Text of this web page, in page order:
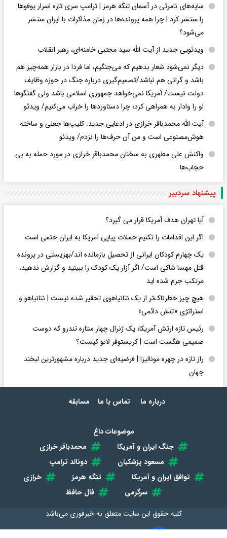
سایه‌های نامرئی در آسمان تنگه هرمز | ترامپ سری تازه اسرار یوفوها
را منتشر کرد | چرا همه پرونده‌ها در زمان مذاکرات با ایران منتشر
می‌شود؟
ویدئویی جدید از آیت الله سید مجتبی خامنه‌ای، رهبر انقلاب
دیگر نمی‌شود شعار بدهیم که می‌جنگیم، اما فردا در بازار همه‌چیز هم
باشد و گرانی هم نباشد/تصمیم‌گیری درباره جنگ در حوزه وظایف
دولت نیست/ آمریکا نمی‌خواهد جمهوری اسلامی باشد ولی گفتگوها
او را وادار به همراهی کرد؛ چرا دستاوردها را خراب می‌کنیم/ ویدئو
آیت الله محمدباقر خرازی در ادعایی جدید: کلیپ‌ها جعلی و ساخته
هوش‌مصنوعی است و من آن حرف‌ها را نزدم/ ویدئو
واکنش علی مطهری به سخنان محمدباقر خرازی در مورد حمله به بی
حجاب‌ها
پیشنهاد سردبیر
آیا تهران هدف آمریکا قرار می گیرد؟
اگر این اقدامات را نکنیم حملات پیاپی آمریکا به ایران حتمی است
یک چهارم کودکان ایرانی از تحصیل بازمانده اند/بهزیستی در پرونده
قتل مهسا شاکی است/ اگر آزار یک کودک را ببینید و گزارش ندهید،
مرتکب جرم شده اید
هیچ چیز خطرناک‌تر از یک نتانیاهوی تحقیر شده نیست | نتانیاهو و
استراتژی «تنش دائمی»
رئیس تازه ارتش آمریکا؛ یک ژنرال چهار ستاره تندرو که دوست
صمیمی هگست است | کریستوفر لانو کیست؟
راز تازه در چهره مونالیزا | فرضیه‌ای جدید درباره مشهورترین لبخند
جهان
درباره ما تماس با ما مسابقه
موضوعات داغ
جنگ ایران و آمریکا
محمدباقر خرازی
مسعود پزشکیان
دونالد ترامپ
توافق ایران و آمریکا
تنگه هرمز
خرازی
سرگرمی
فال حافظ
کلیه حقوق این سایت متعلق بهخبرفوری می‌باشد